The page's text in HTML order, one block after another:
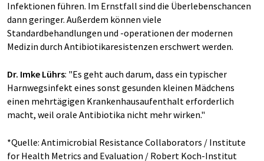
Infektionen führen. Im Ernstfall sind die Überlebenschancen
dann geringer. Außerdem können viele
Standardbehandlungen und -operationen der modernen
Medizin durch Antibiotikaresistenzen erschwert werden.
Dr. Imke Lührs: "Es geht auch darum, dass ein typischer
Harnwegsinfekt eines sonst gesunden kleinen Mädchens
einen mehrtägigen Krankenhausaufenthalt erforderlich
macht, weil orale Antibiotika nicht mehr wirken."
*Quelle: Antimicrobial Resistance Collaborators / Institute
for Health Metrics and Evaluation / Robert Koch-Institut